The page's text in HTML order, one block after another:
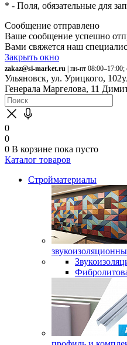
* - Поля, обязательные для
Сообщение отправлено
Ваше сообщение успешно
Вами свяжется наш
Закрыть окно
zakaz@si-market.ru | пн-пт
Ульяновск, ул. Урицкого, 102
Генерала Маргелова, 11
0
0
0 В корзине пока пусто
Каталог товаров
Стройматериалы